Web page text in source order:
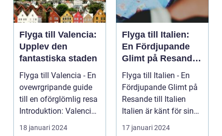
Flyga till Valencia:
Upplev den
fantastiska staden
Flyga till Valencia - En
ovewrgripande guide
till en oförglömlig resa
Introduktion: Valencia,
beläg...
18 januari 2024
Flyga till Italien:
En Fördjupande
Glimt på Resande
till Italien
Flyga till Italien - En
Fördjupande Glimt på
Resande till Italien
Italien är känt för sina
fantasti...
17 januari 2024